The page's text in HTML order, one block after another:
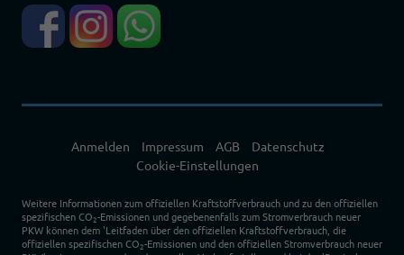
Anmelden Impressum AGB
Datenschutz
Cookie-Einstellungen
Weitere Informationen zum offiziellen Kraftstoffverbrauch und zu den offiziellen
spezifischen CO2-Emissionen und gegebenenfalls zum Stromverbrauch neuer
PKW können dem 'Leitfaden über den offiziellen Kraftstoffverbrauch, die
offiziellen spezifischen CO2-Emissionen und den offiziellen Stromverbrauch neuer